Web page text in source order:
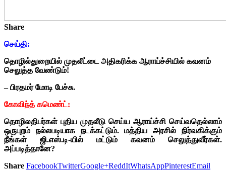
Share
செய்தி:
தொழில்துறையில் முதலீட்டை அதிகரிக்க ஆராய்ச்சியில் கவனம்
செலுத்த வேண்டும்!
– பிரதமர் மோடி பேச்சு.
கோவிந்த் கமெண்ட்:
தொழிலதிபர்கள் புதிய முதலீடு செய்ய ஆராய்ச்சி செய்வதெல்லாம்
ஒருபுறம் நல்லபடியாக நடக்கட்டும். மத்திய அரசில் நிர்வகிக்கும்
நீங்கள் ஜி.எஸ்.டி-யில் மட்டும் கவனம் செலுத்துவீர்கள்.
அப்படித்தானே?
Share FacebookTwitterGoogle+ReddItWhatsAppPinterestEmail